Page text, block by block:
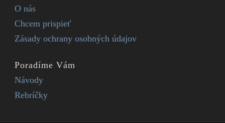
O nás
Chcem prispieť
Zásady ochrany osobných údajov
Poradíme Vám
Návody
Rebríčky